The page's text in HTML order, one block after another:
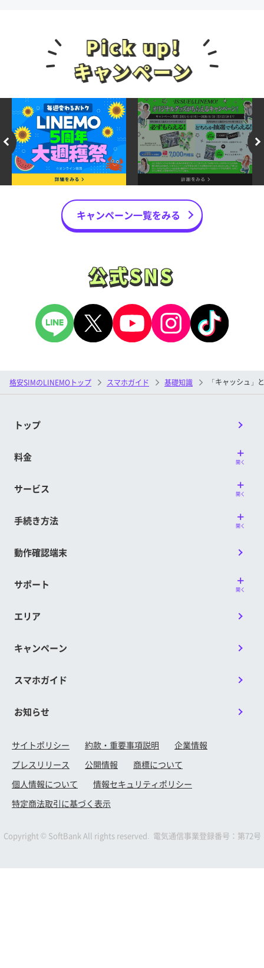
キャンペーン一覧をみる
公式SNS
公式SNS
格安SIMのLINEMOトップ スマホガイド 基礎知識 「キャッシュ」
トップ
料金 開く
サービス 開く
手続き方法 開く
動作確認端末
サポート 開く
エリア
キャンペーン
スマホガイド
お知らせ
サイトポリシー 約款・重要事項説明
企業情報
プレスリリース
公開情報
商標について
個人情報について
情報セキュリティポリシー
特定商法取引に基づく表示
Copyright © SoftBank All rights reserved. 電気通信事業登録番号：第72号